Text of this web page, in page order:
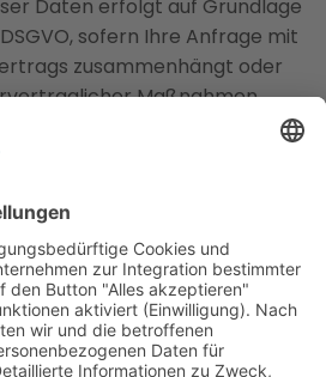
Daten erfolgt auf Grundlage
sofern Ihre Anfrage mit
zusammenhängt oder
Maßnahmen
übrigen Fällen beruht die
berechtigten Interesse
6 Abs. 1 lit. f DSGVO) oder
6 Abs. 1 lit. a DSGVO) sofern
die Einwilligung ist jederzeit
per Kontaktanfragen